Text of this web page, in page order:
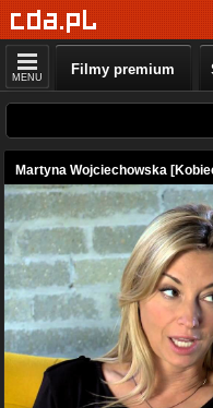
MENU Filmy premium
Martyna Wojciechowska